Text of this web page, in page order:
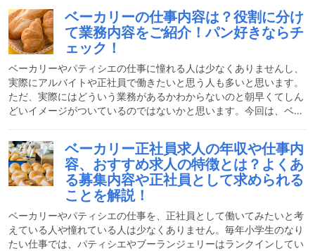
やおしゃれなパンがあるので憧れる人も少なくありません。事実、
ドラマや映画などで見るベーカリーはすごくおしゃれに見えます。
ただ、実際にどういった仕事があるのかについてはあまり詳しく知
っている人はいないかもしれません。朝が早いからベーカリーは向
いていないとか、手先が器用じゃないからベーカリーの仕事は務ま
ベーカリーの仕事内容は？役割に分け
て業務内容をご紹介！パン好きならチ
ェック！
ベーカリーやパティシエの仕事に憧れる人は少なくありませんし、
実際にアルバイトや正社員で働きたいと思う人も多いと思います。
ただ、実際にはどういう業務があるかわからないのと朝早くてしん
どいイメージがついているのではないかと思います。今回は、ベー
カリーの仕事に興味を持っている人、今後ベーカリーの仕事を考え
ている人など参考にしてみて下さい。ベーカリーの仕事は大きく3
個の役割に分けられるベーカリーの仕事をしてみようと思ったらま
ずどんな仕事があるか気になるところです。ベーカリーの仕事は大
きく分けるとパンを捏ねて発酵させる担当とパンを形作る担当とパ
ベーカリー正社員求人の年収や仕事内
容、おすすめ求人の特徴とは？よくあ
る募集内容や正社員として求められる
ことを解説！
ベーカリーやパティシエの仕事を、正社員として働いてみたいと考
えている人や憧れている人は少なくありません。毎年小学生のなり
たい仕事では、パティシエやブーランジェリーはランクインしてい